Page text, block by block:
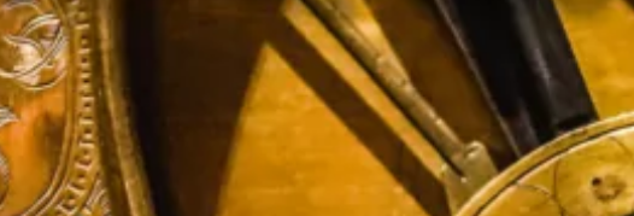
Arnaldur Indridason
30€